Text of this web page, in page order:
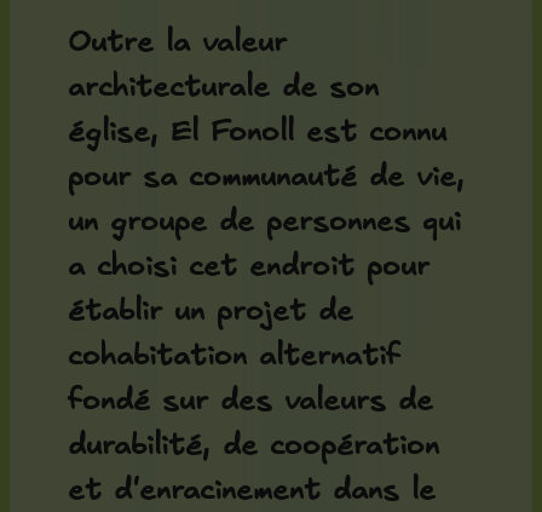
Outre la valeur
architecturale de son
église, El Fonoll est connu
pour sa communauté de vie,
un groupe de personnes qui
a choisi cet endroit pour
établir un projet de
cohabitation alternatif
fondé sur des valeurs de
durabilité, de coopération
et d'enracinement dans le